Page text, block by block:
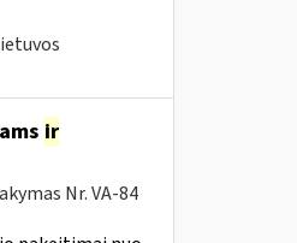
ir
Nr. VA-84